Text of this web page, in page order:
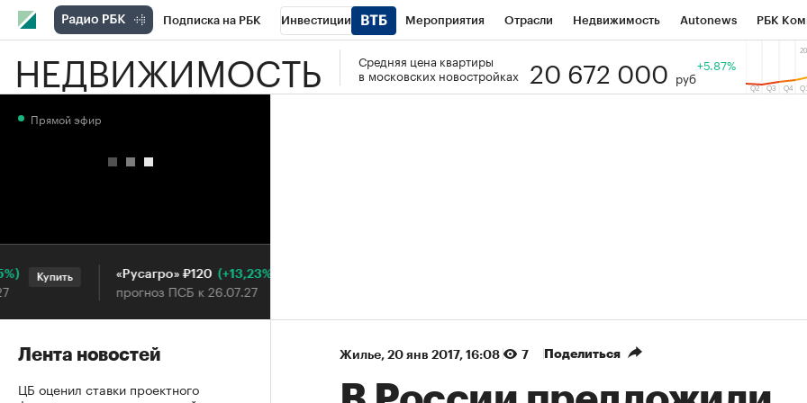
Подписка на РБК Инвестиции Мероприятия Отрасли Недвижимость Autonews РБК
РБК Вино Спорт Школа управления РБК РБК Образование Тренды
НЕДВИЖИМОСТЬ
Средняя цена квартиры
в московских новостройках
20 672 000 руб
+5.87%
Жилье⁠, 20 янв 2017, 16:08 7 Поделиться
Прямой эфир
Купить «Русагро» ₽120 (+13,23%)
прогноз ПСБ к 26.07.27
Лента новостей
ЦБ оценил ставки проектного